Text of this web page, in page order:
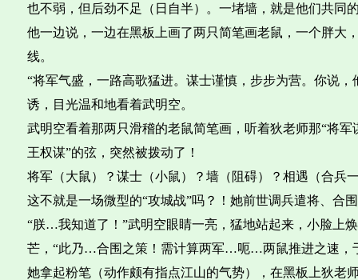
也不弱，但后劲不足（日自半）。一堵墙，就是他们共同
他一边说，一边在黑板上画了两只简笔画老鼠，一个胖大
线。
“将军气盛，一路高歌猛进。谋士谨慎，步步为营。你说
诱，目光温和地看着武明空。
武明空看着那两只滑稽的老鼠简笔画，听着狄老师那“将军
王权谋”的弦，突然被拨动了！
将军（大鼠）？谋士（小鼠）？墙（阻碍）？相遇（合兵
这不就是一场微型的“攻城战”吗？！她前世调兵遣将、合
“朕…我知道了！”武明空眼睛一亮，猛地站起来，小脸上
芒，“此乃…合围之策！需计算两军…呃…两鼠推进之速，
她拿起粉笔（动作颇有指点江山的气势），在黑板上狄老